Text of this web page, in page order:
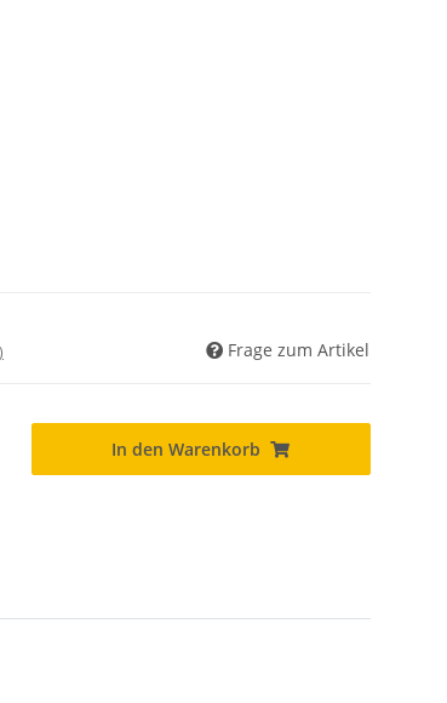
Frage zum Artikel
In den Warenkorb